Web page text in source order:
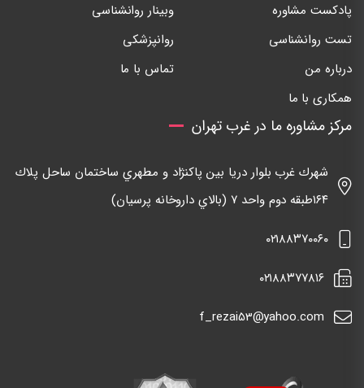
پادکست مشاوره
وبینار روانشناسی
تست روانشناسی
روانپزشکی
درباره من
تماس با ما
همکاری با ما
مرکز مشاوره ما در غرب تهران
شهرك غرب بلوار دريا بين پاكنژاد و مطهري ساختمان ساحل پلاك
١٦٤طبقه دوم واحد ٧ (بالاي داروخانه پرسيان)
٠٢١٨٨٣٧٠٠٦٠
٠٢١٨٨٣٧٧٨١٦
f_rezai53@yahoo.com